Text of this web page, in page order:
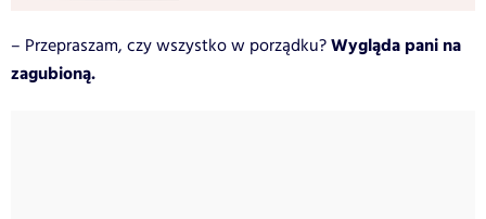
– Przepraszam, czy wszystko w porządku?Wygląda pani na
zagubioną.